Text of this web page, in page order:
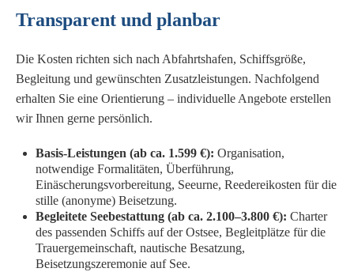
Transparent und planbar
Die Kosten richten sich nach Abfahrtshafen, Schiffsgröße,
Begleitung und gewünschten Zusatzleistungen. Nachfolgend
erhalten Sie eine Orientierung – individuelle Angebote erstellen
wir Ihnen gerne persönlich.
Basis-Leistungen (ab ca. 1.599 €): Organisation,
notwendige Formalitäten, Überführung,
Einäscherungsvorbereitung, Seeurne, Reedereikosten für die
stille (anonyme) Beisetzung.
Begleitete Seebestattung (ab ca. 2.100–3.800 €): Charter
des passenden Schiffs auf der Ostsee, Begleitplätze für die
Trauergemeinschaft, nautische Besatzung,
Beisetzungszeremonie auf See.